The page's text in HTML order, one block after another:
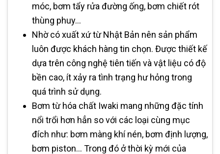
móc, bơm tẩy rửa đường ống, bơm chiết rót
thùng phuy...
Nhờ có xuất xứ từ Nhật Bản nên sản phẩm
luôn được khách hàng tin chọn. Được thiết kế
dựa trên công nghệ tiên tiến và vật liệu có độ
bền cao, ít xảy ra tình trạng hư hỏng trong
quá trình sử dụng.
Bơm từ hóa chất Iwaki mang những đặc tính
nổi trổi hơn hẳn so với các loại cùng mục
đích như: bơm màng khí nén, bơm định lượng,
bơm piston... Trong đó ở thời kỳ mới của